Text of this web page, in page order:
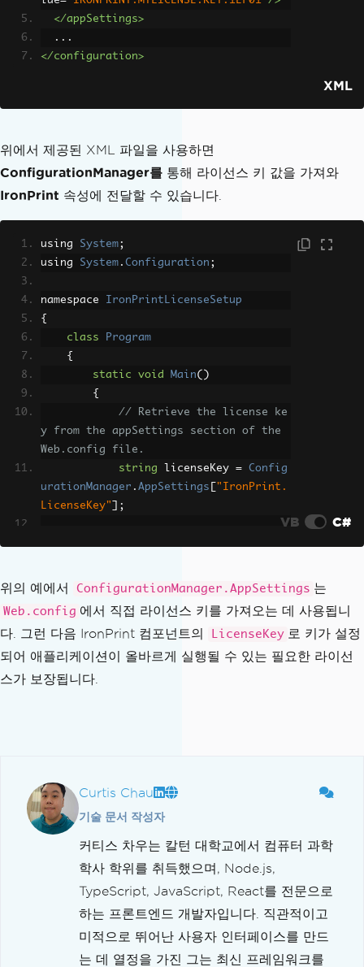
</appSettings>
  ...
</configuration>
XML
위에서 제공된 XML 파일을 사용하면
ConfigurationManager를 통해 라이선스 키 값을 가져와
IronPrint 속성에 전달할 수 있습니다.
using System;
using System . Configuration ;
namespace IronPrintLicenseSetup
{
class
Program
{
static
void Main()
{
// Retrieve the license ke
y from the appSettings section of the
Web.config file.
string licenseKey =
Config
urationManager . AppSettings
"IronPrint.
LicenseKey"
];
property.
ey
= licenseKey ;
// Notify user that the li
cense key has been applied.
VB C#
위의 예에서 ConfigurationManager.AppSettings 는
Web.config 에서 직접 라이선스 키를 가져오는 데 사용됩니
다. 그런 다음 IronPrint 컴포넌트의
LicenseKey 로 키가 설정
되어 애플리케이션이 올바르게 실행될 수 있는 필요한 라이선
스가 보장됩니다.
Curtis Chau
기술 문서 작성자
커티스 차우는 칼턴 대학교에서 컴퓨터 과학
학사 학위를 취득했으며, Node.js,
TypeScript, JavaScript, React를 전문으로
하는 프론트엔드 개발자입니다. 직관적이고
미적으로 뛰어난 사용자 인터페이스를 만드
는 데 열정을 가진 그는 최신 프레임워크를